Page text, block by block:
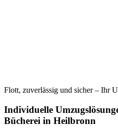
Flott, zuverlässig und sicher – Ihr
Individuelle
Bücherei in Heilbronn